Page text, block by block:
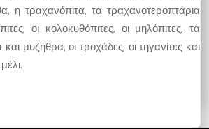
η τραχανόπιτα, τα τραχανοτεροπτάρια
οι κολοκυθόπιτες, οι μηλόπιτες, τα
μυζήθρα, οι τροχάδες, οι τηγανίτες και